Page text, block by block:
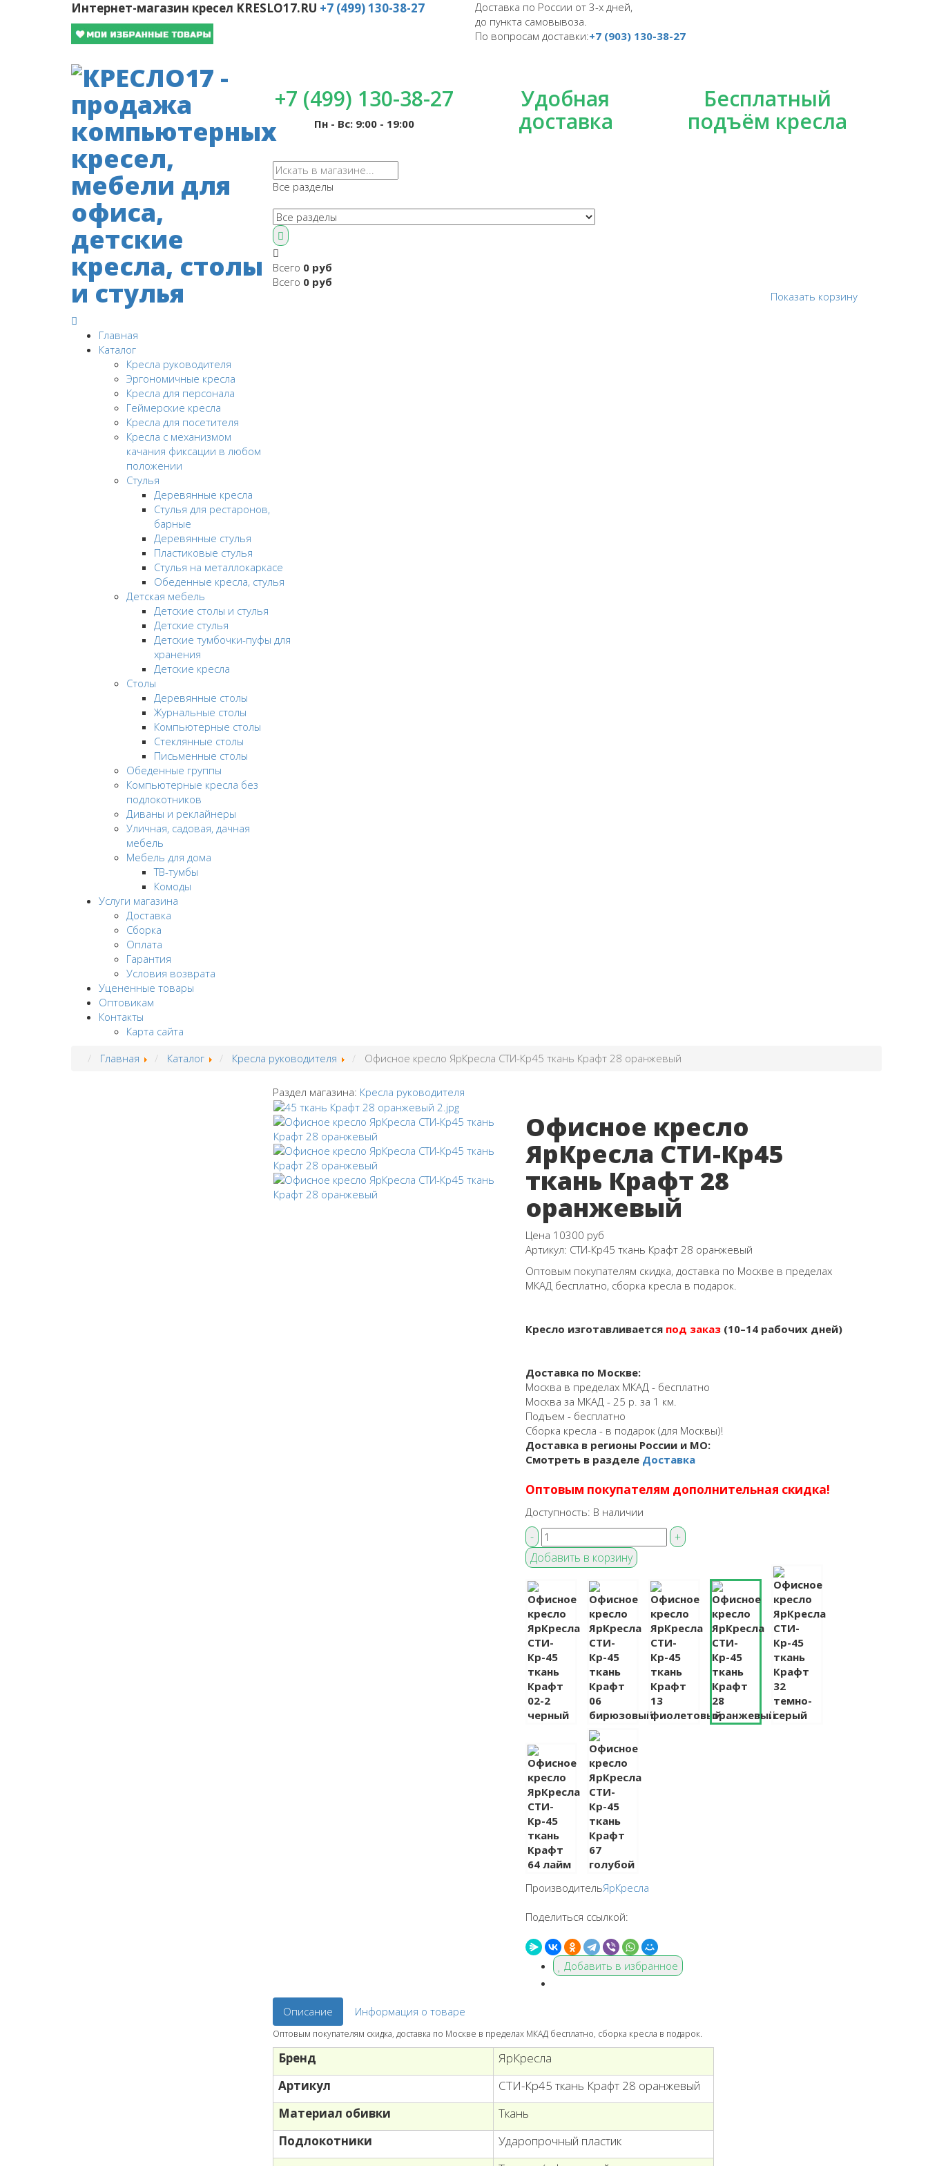
Интернет-магазин кресел KRESLO17.RU +7 (499) 130-38-27
Доставка по России от 3-х дней,
до пункта самовывоза.
По вопросам доставки:+7 (903) 130-38-27
+7 (499) 130-38-27
Пн - Вс: 9:00 - 19:00
Удобная
доставка
Бесплатный
подъём кресла
Все разделы
Всего 0 руб
Всего 0 руб
Показать корзину
Главная
Каталог
Кресла руководителя
Эргономичные кресла
Кресла для персонала
Геймерские кресла
Кресла для посетителя
Кресла с механизмом
качания фиксации в любом
положении
Стулья
Деревянные кресла
Стулья для рестаронов,
барные
Деревянные стулья
Пластиковые стулья
Стулья на металлокаркасе
Обеденные кресла, стулья
Детская мебель
Детские столы и стулья
Детские стулья
Детские тумбочки-пуфы для
хранения
Детские кресла
Столы
Деревянные столы
Журнальные столы
Компьютерные столы
Стеклянные столы
Письменные столы
Обеденные группы
Компьютерные кресла без
подлокотников
Диваны и реклайнеры
Уличная, садовая, дачная
мебель
Мебель для дома
ТВ-тумбы
Комоды
Услуги магазина
Доставка
Сборка
Оплата
Гарантия
Условия возврата
Уцененные товары
Оптовикам
Контакты
Карта сайта
Главная
Каталог Кресла руководителя Офисное кресло ЯрКресла СТИ-Кр45 ткань Крафт 28 оранжевый
Раздел магазина: Кресла руководителя
Офисное кресло
ЯрКресла СТИ-Кр45
ткань Крафт 28
оранжевый
Цена 10300 руб
Артикул: СТИ-Кр45 ткань Крафт 28 оранжевый
Оптовым покупателям скидка, доставка по Москве в пределах
МКАД бесплатно, сборка кресла в подарок.
Кресло изготавливается под заказ (10–14 рабочих дней)
Доставка по Москве:
Москва в пределах МКАД - бесплатно
Москва за МКАД - 25 р. за 1 км.
Подъем - бесплатно
Сборка кресла - в подарок (для Москвы)!
Доставка в регионы России и МО:
Смотреть в разделе Доставка
Оптовым покупателям дополнительная скидка!
Доступность: В наличии
ПроизводительЯрКресла
Поделиться ссылкой:
Добавить в избранное
Описание Информация о товаре
Оптовым покупателям скидка, доставка по Москве в пределах МКАД бесплатно, сборка кресла в подарок.
Бренд
ЯрКресла
Артикул
СТИ-Кр45 ткань Крафт 28 оранжевый
Материал обивки
Ткань
Подлокотники
Ударопрочный пластик